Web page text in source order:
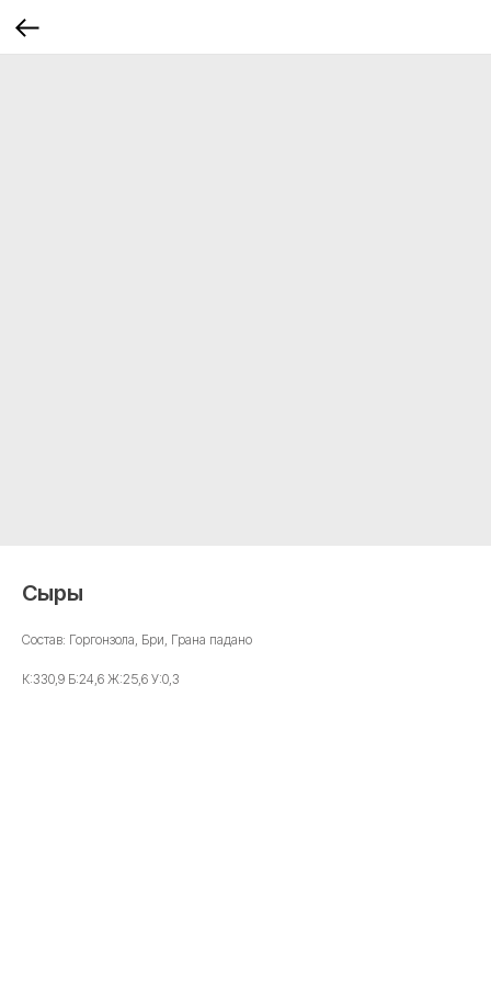
Сыры
Состав: Горгонзола, Бри, Грана падано
К:330,9 Б:24,6 Ж:25,6 У:0,3